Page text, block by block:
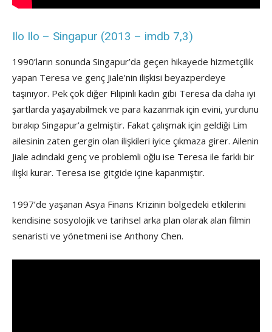
Ilo Ilo – Singapur (2013 – imdb 7,3)
1990’ların sonunda Singapur’da geçen hikayede hizmetçilik
yapan Teresa ve genç Jiale’nin ilişkisi beyazperdeye
taşınıyor. Pek çok diğer Filipinli kadın gibi Teresa da daha iyi
şartlarda yaşayabilmek ve para kazanmak için evini, yurdunu
bırakıp Singapur’a gelmiştir. Fakat çalışmak için geldiği Lim
ailesinin zaten gergin olan ilişkileri iyice çıkmaza girer. Ailenin
Jiale adındaki genç ve problemli oğlu ise Teresa ile farklı bir
ilişki kurar. Teresa ise gitgide içine kapanmıştır.
1997’de yaşanan Asya Finans Krizinin bölgedeki etkilerini
kendisine sosyolojik ve tarihsel arka plan olarak alan filmin
senaristi ve yönetmeni ise Anthony Chen.